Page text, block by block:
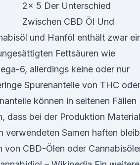
2x 5 Der Unterschied
Zwischen CBD Öl Und
und Hanföl enthält zwar
Fettsäuren wie
6, allerdings keine oder nur
Spurenanteile von THC oder
können in seltenen Fällen
dass bei der Produktion Material
verwendeten Samen haften
von CBD-Ölen oder